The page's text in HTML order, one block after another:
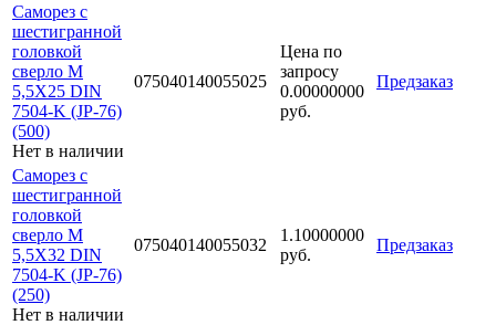
Саморез с
шестигранной
головкой
сверло М
5,5Х25 DIN
7504-K (JP-76)
(500)
Нет в наличии
075040140055025
Цена по
запросу
0.00000000
руб.
Предзаказ
Саморез с
шестигранной
головкой
сверло М
5,5Х32 DIN
7504-K (JP-76)
(250)
Нет в наличии
075040140055032
1.10000000
руб.
Предзаказ